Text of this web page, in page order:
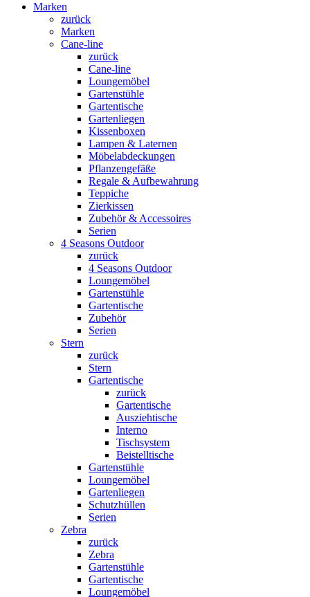
Marken
zurück
Marken
Cane-line
zurück
Cane-line
Loungemöbel
Gartenstühle
Gartentische
Gartenliegen
Kissenboxen
Lampen & Laternen
Möbelabdeckungen
Pflanzengefäße
Regale & Aufbewahrung
Teppiche
Zierkissen
Zubehör & Accessoires
Serien
4 Seasons Outdoor
zurück
4 Seasons Outdoor
Loungemöbel
Gartenstühle
Gartentische
Zubehör
Serien
Stern
zurück
Stern
Gartentische
zurück
Gartentische
Ausziehtische
Interno
Tischsystem
Beistelltische
Gartenstühle
Loungemöbel
Gartenliegen
Schutzhüllen
Serien
Zebra
zurück
Zebra
Gartenstühle
Gartentische
Loungemöbel